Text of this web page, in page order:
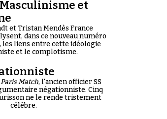
Masculinisme et
et Tristan Mendès France
dans ce nouveau numéro
les liens entre cette idéologie
et le complotisme.
Paris Match, l'ancien officier SS
négationniste. Cinq
ne le rende tristement
célèbre.